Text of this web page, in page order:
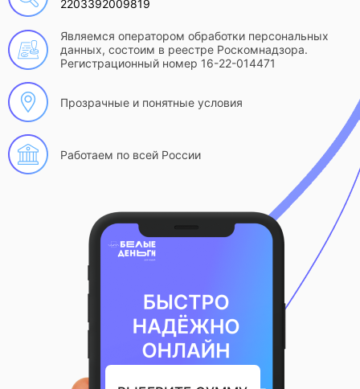
2203392009819
Являемся оператором обработки персональных
данных, состоим в реестре Роскомнадзора.
Регистрационный номер 16-22-014471
Прозрачные и понятные условия
Работаем по всей России